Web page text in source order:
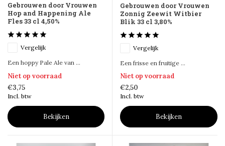
Gebrouwen door Vrouwen
Hop and Happening Ale
Fles 33 cl 4,50%
Vergelijk
Een hoppy Pale Ale van ...
Niet op voorraad
€3,75
Incl. btw
Bekijken
Gebrouwen door Vrouwen
Zonnig Zeewit Witbier
Blik 33 cl 3,80%
Vergelijk
Een frisse en fruitige ...
Niet op voorraad
€2,50
Incl. btw
Bekijken